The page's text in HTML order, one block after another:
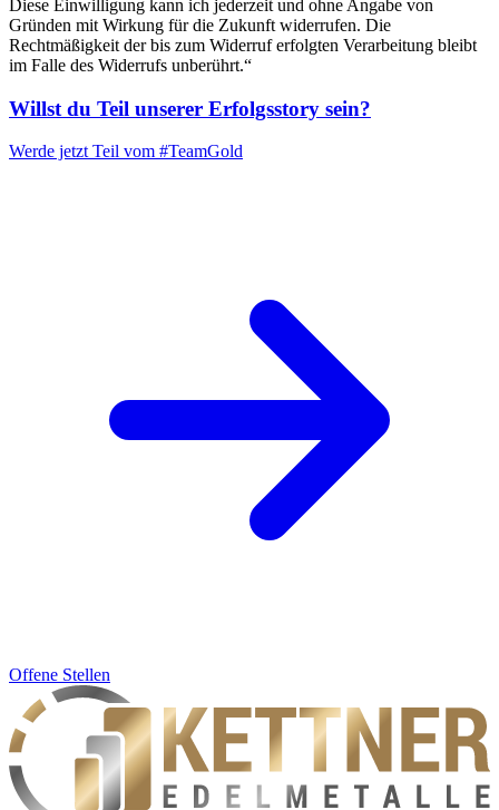
Diese Einwilligung kann ich jederzeit und ohne Angabe von
Gründen mit Wirkung für die Zukunft widerrufen. Die
Rechtmäßigkeit der bis zum Widerruf erfolgten Verarbeitung bleibt
im Falle des Widerrufs unberührt.“
Willst du Teil unserer Erfolgsstory sein?
Werde jetzt Teil vom #TeamGold
Offene Stellen